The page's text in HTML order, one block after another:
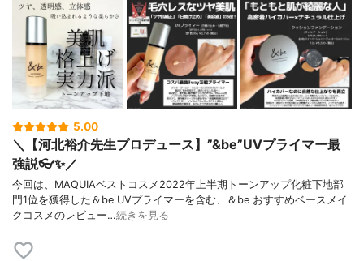
5.00
＼【河北裕介先生プロデュース】”&be”UVプライマー最
強説👓✨／
今回は、MAQUIAベストコスメ2022年上半期トーンアップ化粧下地部
門1位を獲得した＆be UVプライマーを含む、＆be おすすめベースメイ
クコスメのレビュー…続きを見る